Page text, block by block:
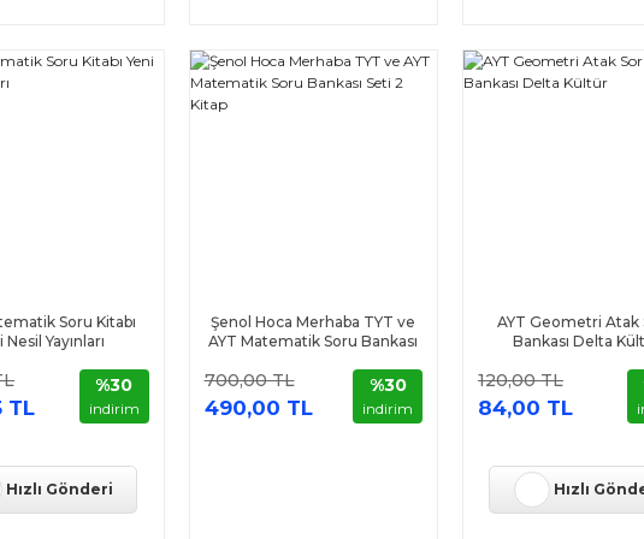
Soru Kitabı
Nesil Yayınları
TL
%30
indirim
Hızlı Gönderi
Şenol Hoca Merhaba TYT ve
AYT Matematik Soru Bankası
700,00 TL
490,00 TL
%30
indirim
AYT Geometri Atak
Bankası Delta
120,00 TL
84,00 TL
Hızlı